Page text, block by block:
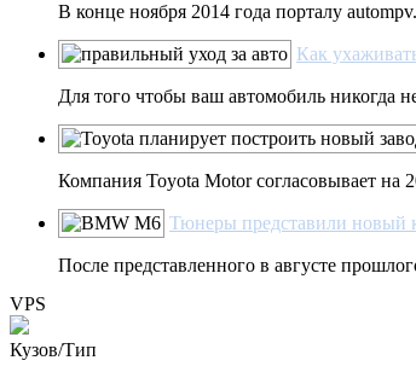
В конце ноября 2014 года порталу
Как
Для того чтобы ваш автомобиль никогда
Компания Toyota Motor согласовывает на
Тюнеры представили новый
После представленного в августе
VPS
Кузов/Тип